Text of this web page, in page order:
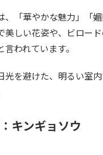
「華やかな魅力」「
美しい花姿や、ビロー
われています。
光を避けた、明るい室
キンギョソウ